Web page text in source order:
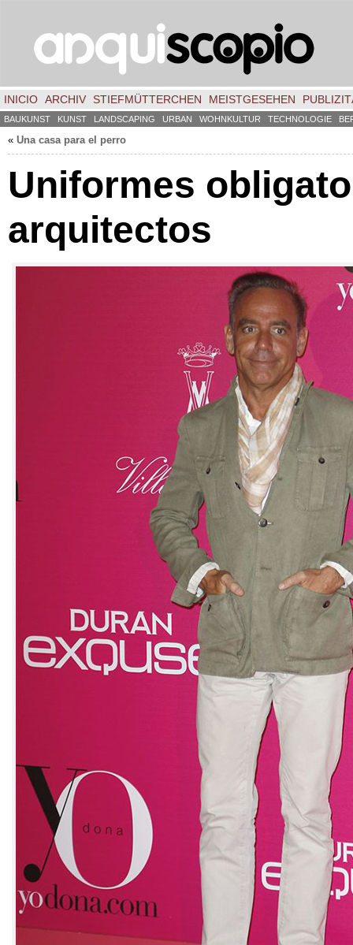
INICIO ARCHIV STIEFMÜTTERCHEN MEISTGESEHEN
BAUKUNST KUNST LANDSCAPING URBAN WOHNKULTUR TECHNOLOGIE
« Una casa para el perro
Uniformes
arquitectos